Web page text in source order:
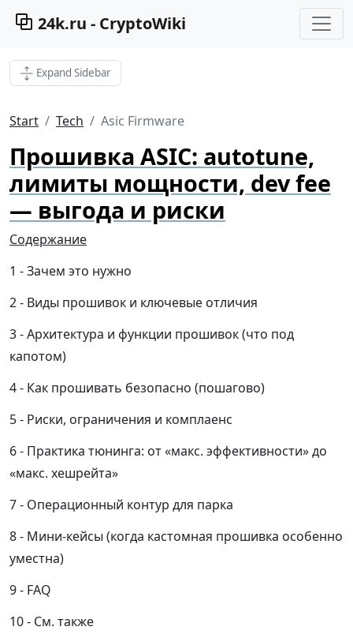
24k.ru - CryptoWiki
Expand Sidebar
Start Tech Asic Firmware
Прошивка ASIC: autotune,
лимиты мощности, dev fee
— выгода и риски
Содержание
Зачем это нужно
Виды прошивок и ключевые отличия
Архитектура и функции прошивок (что под
капотом)
Как прошивать безопасно (пошагово)
Риски, ограничения и комплаенс
Практика тюнинга: от «макс. эффективности» до
«макс. хешрейта»
Операционный контур для парка
Мини-кейсы (когда кастомная прошивка особенно
уместна)
FAQ
См. также